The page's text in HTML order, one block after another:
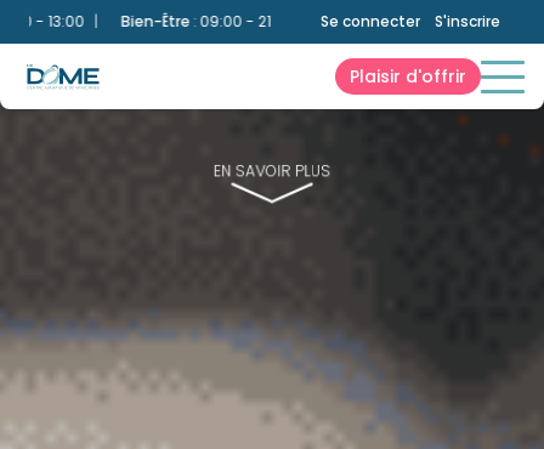
| Bien-Être:09:00 - 21:00 | Bassin Ludique:10:00 - 13:00 et
Se connecter S'inscrire
Plaisir d'offrir
EN SAVOIR PLUS